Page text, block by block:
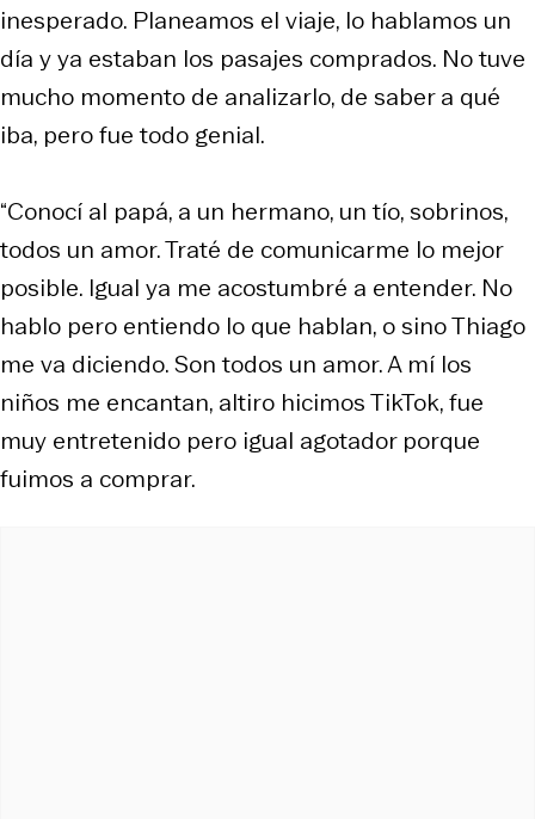
inesperado. Planeamos el viaje, lo hablamos un
día y ya estaban los pasajes comprados. No tuve
mucho momento de analizarlo, de saber a qué
iba, pero fue todo genial.
“Conocí al papá, a un hermano, un tío, sobrinos,
todos un amor. Traté de comunicarme lo mejor
posible. Igual ya me acostumbré a entender. No
hablo pero entiendo lo que hablan, o sino Thiago
me va diciendo. Son todos un amor. A mí los
niños me encantan, altiro hicimos TikTok, fue
muy entretenido pero igual agotador porque
fuimos a comprar.